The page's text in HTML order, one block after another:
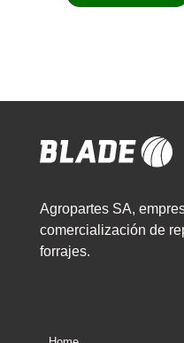
Agropartes SA,
comercialización de
forrajes.